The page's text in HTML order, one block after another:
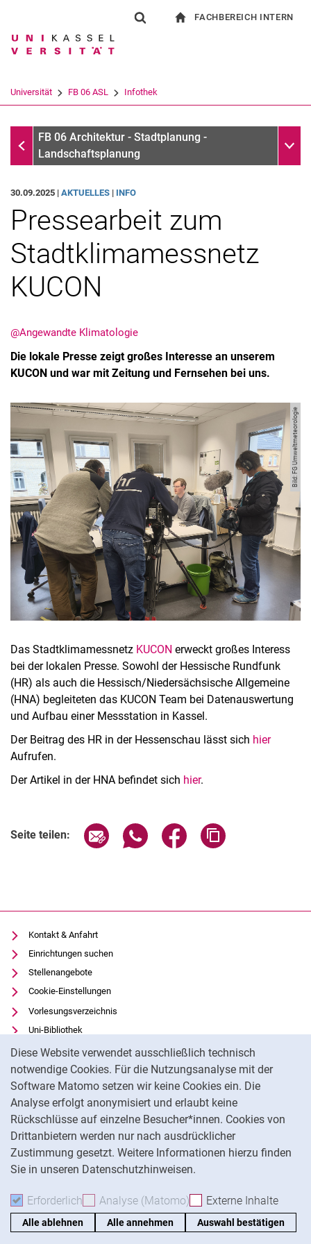
Springe direkt zu: Inhalt
Springe direkt zu: Suche
Springe direkt zu:
Diese Website verwendet ausschließlich technisch
notwendige Cookies. Für die Nutzungsanalyse mit der
Software Matomo setzen wir keine Cookies ein. Die
Analyse erfolgt anonymisiert und erlaubt keine
Rückschlüsse auf einzelne Besucher*innen. Cookies von
Drittanbietern werden nur nach ausdrücklicher
Zustimmung gesetzt. Weitere Informationen hierzu finden
Sie in unseren Datenschutzhinweisen.
Erforderlich Erforderliche Cookies akzeptieren
Analyse (Matomo) Analyse-Cookies
Externe Inhalte
Alle ablehnen Alle annehmen Auswahl bestätigen
Suchbegriff
Suchen (öffnet externen Link in einem
FACHBEREICH INTERN
Universität FB 06 ASL Infothek
InfothekFB 06 Architektur - Stadtplanung -
Landschaftsplanung
Kontakte
Semesterinformationen
Newsletter
Stellenausschreibungen
Publikationen
Presse- und Öffentlichkeitsarbeit
Webredaktion
Webseite R:ein
30.09.2025 | AKTUELLES | INFO
Pressearbeit zum
Stadtklimamessnetz
KUCON
@Angewandte Klimatologie
Die lokale Presse zeigt großes Interesse an unserem
KUCON und war mit Zeitung und Fernsehen bei uns.
Bild: FG Umweltmeteorologie
Das Stadtklimamessnetz KUCON erweckt großes Interess
bei der lokalen Presse. Sowohl der Hessische Rundfunk
(HR) als auch die Hessisch/Niedersächsische Allgemeine
(HNA) begleiteten das KUCON Team bei Datenauswertung
und Aufbau einer Messstation in Kassel.
Der Beitrag des HR in der Hessenschau lässt sich hier
Aufrufen.
Der Artikel in der HNA befindet sich hier.
Seite teilen: Seite über E-Mail teilen
Seite über WhatsApp teilen
Seite über Facebook
Kontakt & Anfahrt
Einrichtungen suchen
Stellenangebote
Cookie-Einstellungen
Vorlesungsverzeichnis
Uni-Bibliothek
Moodle
Panopto
Datenschutz
Barrierefreiheit
Transparenter KI-Einsatz
Impressum